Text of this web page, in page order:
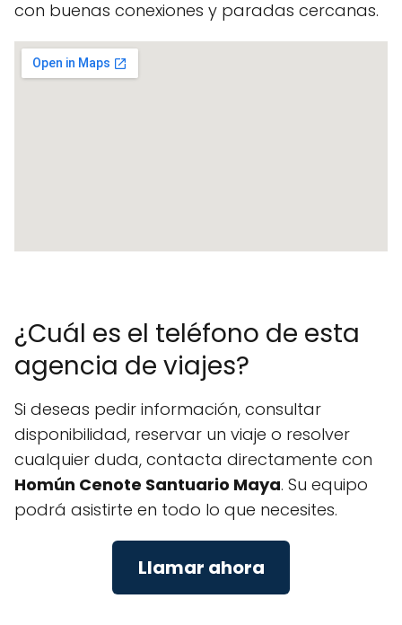
con buenas conexiones y paradas cercanas.
¿Cuál es el teléfono de esta
agencia de viajes?
Si deseas pedir información, consultar
disponibilidad, reservar un viaje o resolver
cualquier duda, contacta directamente con
Homún Cenote Santuario Maya. Su equipo
podrá asistirte en todo lo que necesites.
Llamar ahora